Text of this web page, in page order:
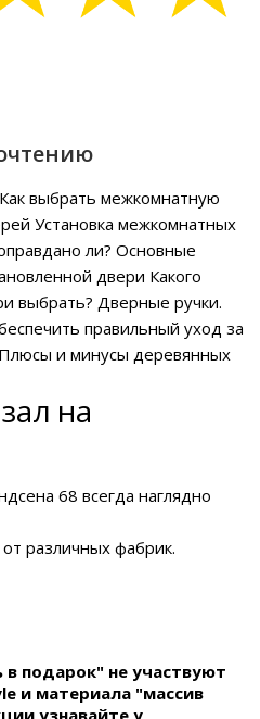
Как выбрать межкомнатную
Установка межкомнатных
ли? Основные
двери Какого
выбрать? Дверные ручки.
правильный уход за
Плюсы и минусы деревянных
на
68 всегда наглядно
различных фабрик.
подарок" не участвуют
и материала "массив
узнавайте у